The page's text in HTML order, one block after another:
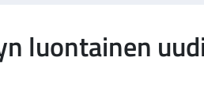
luontainen